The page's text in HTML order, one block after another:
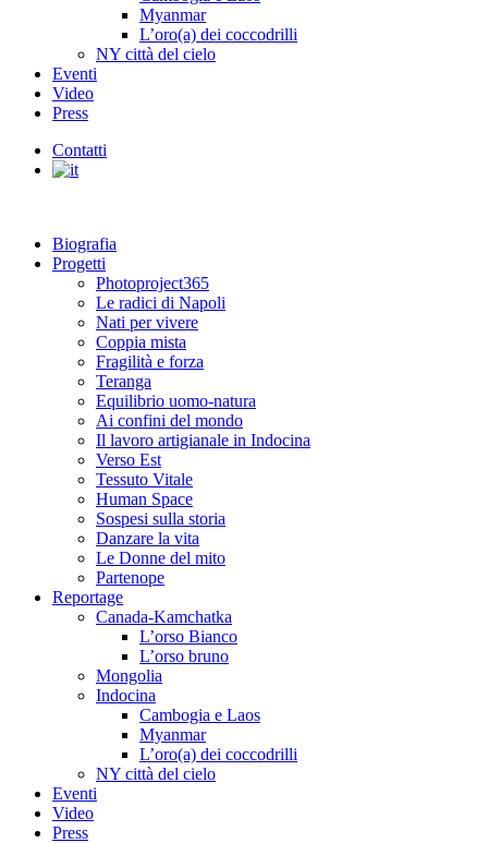
Myanmar
L’oro(a) dei coccodrilli
NY città del cielo
Eventi
Video
Press
Contatti
Biografia
Progetti
Photoproject365
Le radici di Napoli
Nati per vivere
Coppia mista
Fragilità e forza
Teranga
Equilibrio uomo-natura
Ai confini del mondo
Il lavoro artigianale in Indocina
Verso Est
Tessuto Vitale
Human Space
Sospesi sulla storia
Danzare la vita
Le Donne del mito
Partenope
Reportage
Canada-Kamchatka
L’orso Bianco
L’orso bruno
Mongolia
Indocina
Cambogia e Laos
Myanmar
L’oro(a) dei coccodrilli
NY città del cielo
Eventi
Video
Press